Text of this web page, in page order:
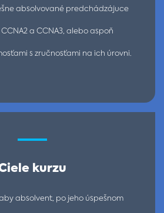
absolvované predchádzájuce
CCNA2 a CCNA3, alebo aspoň
s zručnosťami na ich úrovni.
kurzu
absolvent, po jeho úspešnom